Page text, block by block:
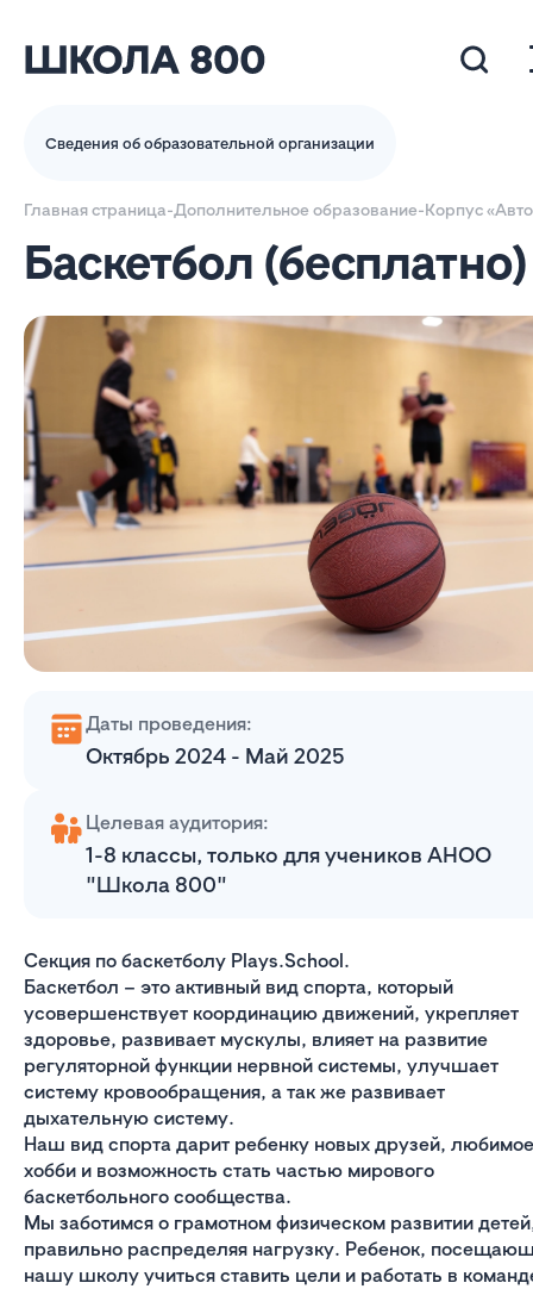
Сведения об образовательной организации
Главная страница-Дополнительное образование-Корпус
Баскетбол (бесплатно)
Даты проведения:
Октябрь 2024 - Май 2025
Целевая аудитория:
1-8 классы, только для учеников АНОО
"Школа 800"
Секция по баскетболу Plays.School.
Баскетбол – это активный вид спорта, который
усовершенствует координацию движений, укрепляет
здоровье, развивает мускулы, влияет на развитие
регуляторной функции нервной системы, улучшает
систему кровообращения, а так же развивает
дыхательную систему.
Наш вид спорта дарит ребенку новых друзей, любимое
хобби и возможность стать частью мирового
баскетбольного сообщества.
Мы заботимся о грамотном физическом развитии
правильно распределяя нагрузку. Ребенок,
нашу школу учиться ставить цели и работать в